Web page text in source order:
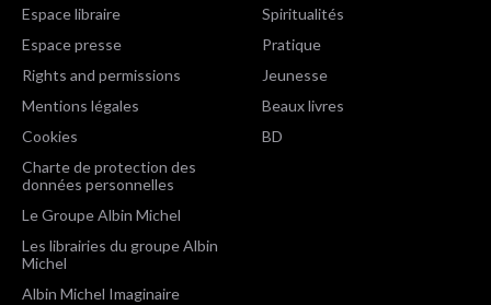
Espace libraire
Espace presse
Rights and permissions
Mentions légales
Cookies
Charte de protection des
données personnelles
Le Groupe Albin Michel
Les librairies du groupe Albin
Michel
Albin Michel Imaginaire
Spiritualités
Pratique
Jeunesse
Beaux livres
BD